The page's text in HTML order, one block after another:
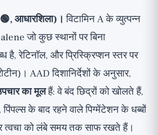
आधारशिला)। विटामिन A के व्युत्पन्न
जो कुछ स्थानों पर बिना
है, रेटिनॉल, और प्रिस्क्रिप्शन स्तर पर
AAD दिशानिर्देशों के अनुसार,
का मूलहैं: वे बंद छिद्रों को खोलते हैं,
के बाद रहने वाले पिग्मेंटेशन के धब्बों
को लंबे समय तक साफ रखते हैं।